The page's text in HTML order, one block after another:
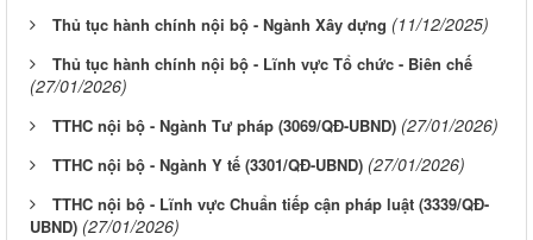
Thủ tục hành chính nội bộ - Ngành Xây dựng (11/12/2025)
Thủ tục hành chính nội bộ - Lĩnh vực Tổ chức - Biên chế
(27/01/2026)
TTHC nội bộ - Ngành Tư pháp (3069/QĐ-UBND) (27/01/2026)
TTHC nội bộ - Ngành Y tế (3301/QĐ-UBND) (27/01/2026)
TTHC nội bộ - Lĩnh vực Chuẩn tiếp cận pháp luật (3339/QĐ-
UBND) (27/01/2026)